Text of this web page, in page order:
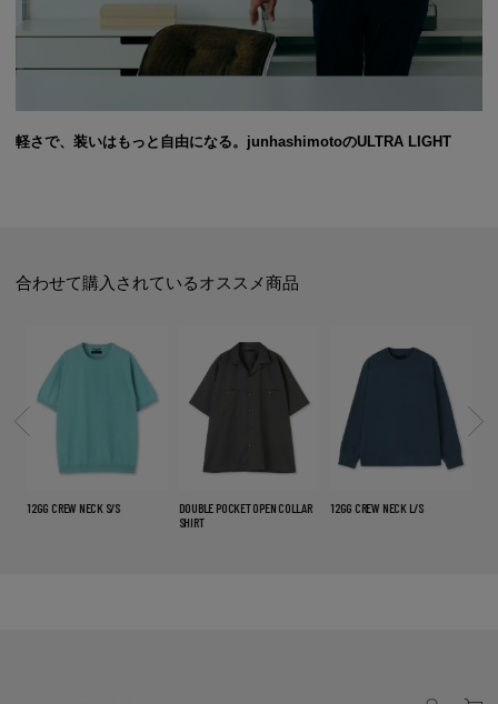
軽さで、装いはもっと自由になる。junhashimotoのULTRA LIGHT
合わせて購入されているオススメ商品
12GG CREW NECK S/S
DOUBLE POCKET OPEN COLLAR
SHIRT
12GG CREW NECK L/S